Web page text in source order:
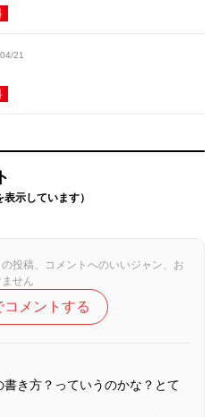
21
示しています）
投稿、コメントへのいいジャン、お
せん
コメントする
書き方？っていうのかな？とて